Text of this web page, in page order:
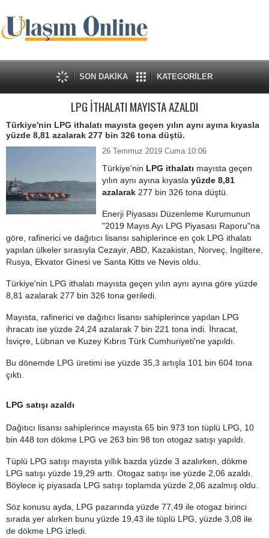
SON DAKİKA KATEGORİLER
LPG İTHALATI MAYISTA AZALDI
Türkiye'nin LPG ithalatı mayısta geçen yılın aynı ayına kıyasla
yüzde 8,81 azalarak 277 bin 326 tona düştü.
26 Temmuz 2019 Cuma 10:06
Türkiye'nin LPG ithalatı mayısta geçen
yılın aynı ayına kıyasla yüzde 8,81
azalarak 277 bin 326 tona düştü.
Enerji Piyasası Düzenleme Kurumunun
"2019 Mayıs Ayı LPG Piyasası Raporu"na
göre, rafinerici ve dağıtıcı lisansı sahiplerince en çok LPG ithalatı
yapılan ülkeler sırasıyla Cezayir, ABD, Kazakistan, Norveç, İngiltere,
Rusya, Ekvator Ginesi ve Santa Kitts ve Nevis oldu.
Türkiye'nin LPG ithalatı mayısta geçen yılın aynı ayına göre yüzde
8,81 azalarak 277 bin 326 tona geriledi.
Mayısta, rafinerici ve dağıtıcı lisansı sahiplerince yapılan LPG
ihracatı ise yüzde 24,24 azalarak 7 bin 221 tona indi. İhracat,
İsviçre, Lübnan ve Kuzey Kıbrıs Türk Cumhuriyeti'ne yapıldı.
Bu dönemde LPG üretimi ise yüzde 35,3 artışla 101 bin 604 tona
çıktı.
LPG satışı azaldı
Dağıtıcı lisansı sahiplerince mayısta 65 bin 973 ton tüplü LPG, 10
bin 448 ton dökme LPG ve 263 bin 98 ton otogaz satışı yapıldı.
Tüplü LPG satışı mayısta yıllık bazda yüzde 3 azalırken, dökme
LPG satışı yüzde 19,29 arttı. Otogaz satışı ise yüzde 2,06 azaldı.
Böylece iç piyasada LPG satışı toplamda yüzde 2,06 azalmış oldu.
Söz konusu ayda, LPG pazarında yüzde 77,49 ile otogaz birinci
sırada yer alırken bunu yüzde 19,43 ile tüplü LPG, yüzde 3,08 ile
de dökme LPG izledi.